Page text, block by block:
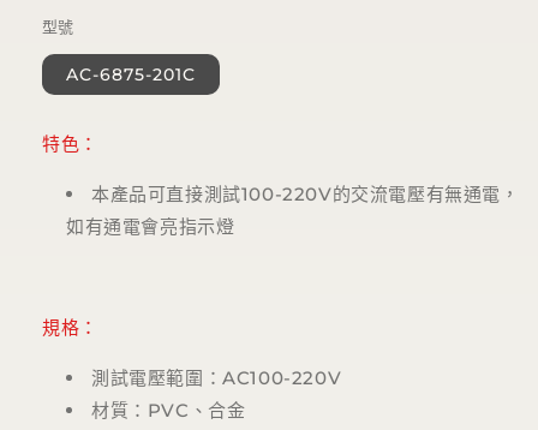
多
媒
1
型號
AC-6875-201C
特色：
本產品可直接測試100-220V的交流電壓有無通電，
如有通電會亮指示燈
規格：
測試電壓範圍：AC100-220V
材質：PVC、合金